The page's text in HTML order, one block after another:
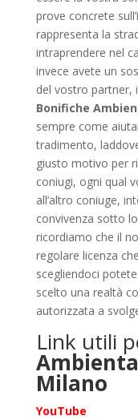
prove concrete
rappresenta la
intraprendere nel
invece avete un
del vostro partner,
Bonifiche
sempre come
tradimento,
giusto motivo per
coniugi, ogni qual
all’altro coniuge,
convivenza sotto
ricordiamo che il
regolare licenza
scegliendoci
scelto una realtà
autorizzata a
Link utili
Milano
YouTube